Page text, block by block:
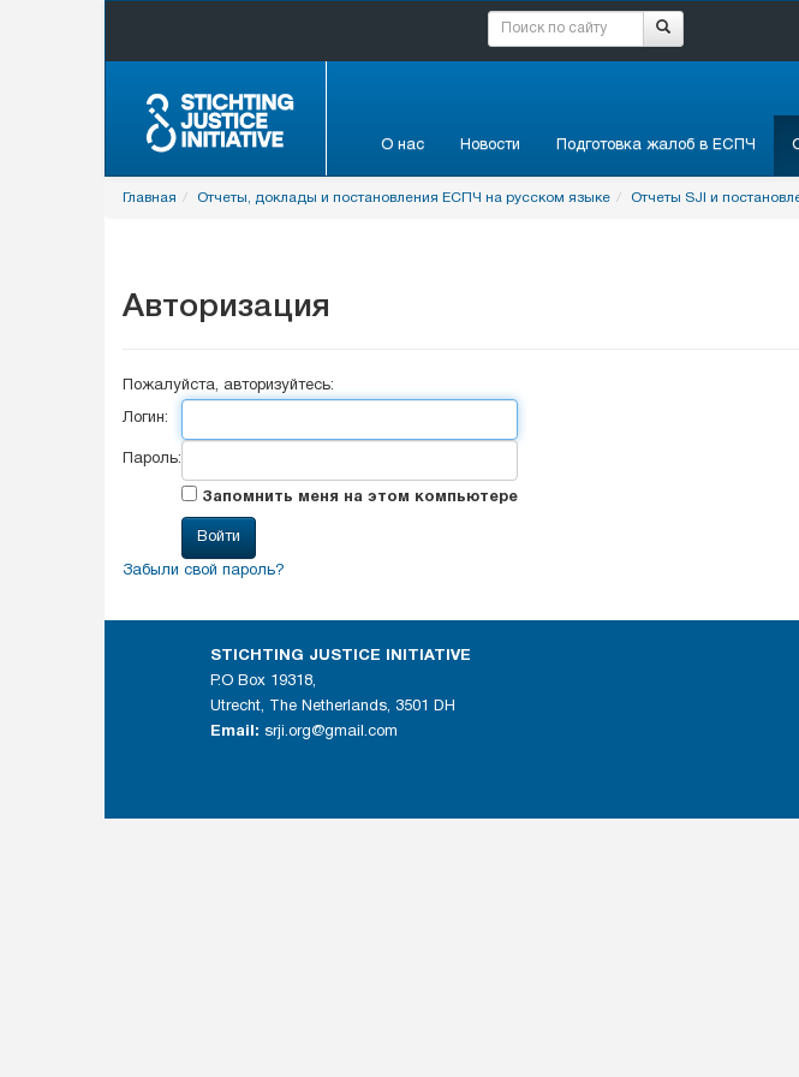
О нас Новости Подготовка жалоб в ЕСПЧ
Главная Отчеты, доклады и постановления ЕСПЧ на русском языке Отчеты SJI и
Авторизация
Пожалуйста, авторизуйтесь:
Логин:
Пароль:
Запомнить меня на этом компьютере
Забыли свой пароль?
STICHTING JUSTICE INITIATIVE
P.O Box 19318,
Utrecht, The Netherlands, 3501 DH
Email: srji.org@gmail.com